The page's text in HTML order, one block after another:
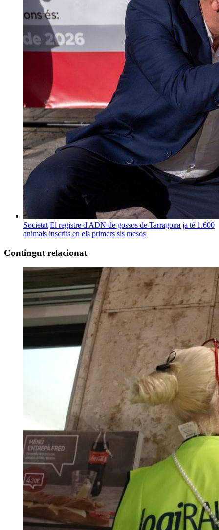
Societat El registre d'ADN de gossos de Tarragona ja té 1.600
animals inscrits en els primers sis mesos
Contingut relacionat